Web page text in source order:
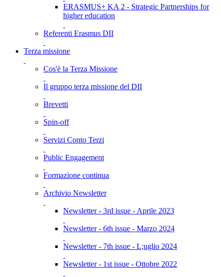
ERASMUS+ KA 2 - Strategic Partnerships for
higher education
Referenti Erasmus DII
Terza missione
Cos'è la Terza Missione
Il gruppo terza missione del DII
Brevetti
Spin-off
Servizi Conto Terzi
Public Engagement
Formazione continua
Archivio Newsletter
Newsletter - 3rd issue - Aprile 2023
Newsletter - 6th issue - Marzo 2024
Newsletter - 7th issue - L;uglio 2024
Newsletter - 1st issue - Ottobre 2022